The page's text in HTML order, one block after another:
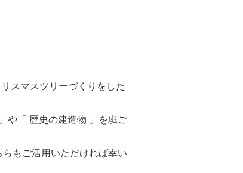
スマスツリーづくりをした
や「 歴史の建造物 」を班ご
もご活用いただければ幸い